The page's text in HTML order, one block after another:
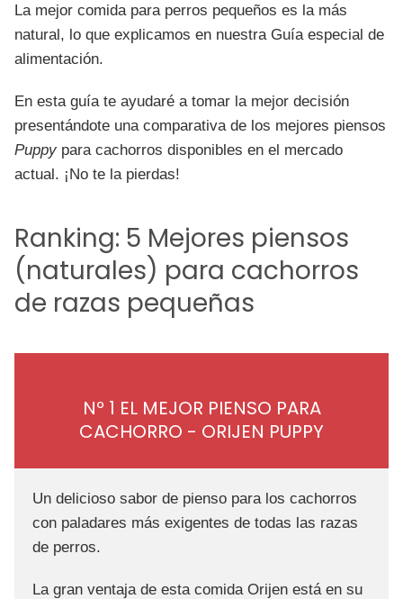
La mejor comida para perros pequeños es la más
natural, lo que explicamos en nuestra Guía especial de
alimentación.
En esta guía te ayudaré a tomar la mejor decisión
presentándote una comparativa de los mejores piensos
Puppy para cachorros disponibles en el mercado
actual. ¡No te la pierdas!
Ranking: 5 Mejores piensos
(naturales) para cachorros
de razas pequeñas
Nº 1 EL MEJOR PIENSO PARA
CACHORRO - ORIJEN PUPPY
Un delicioso sabor de pienso para los cachorros
con paladares más exigentes de todas las razas
de perros.
La gran ventaja de esta comida Orijen está en su